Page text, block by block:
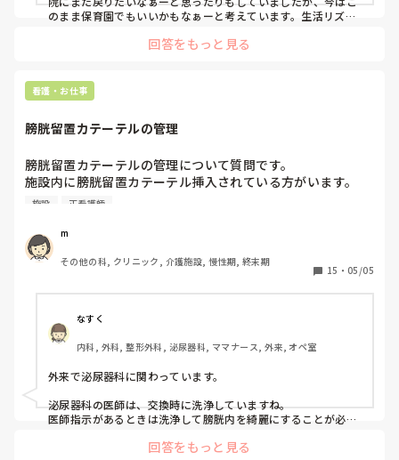
のまま保育園でもいいかもなぁーと考えています。生活リズム
給料は安めですが、病院の時短勤務よりはもらえているので、
回答をもっと見る
看護・お仕事
膀胱留置カテーテルの管理
膀胱留置カテーテルの管理について質問です。
施設内に膀胱留置カテーテル挿入されている方がいます。
浮遊物が多く、つまりやすいです。
す。ただ、施設では膀胱洗浄は対応不可となっています。少
し前は、膀胱洗浄って逆に感染しやすいため、やらないとい
うことが多かったように思いますが、今は見直されているの
また、クランベリージュースが有効みたいな話もありまし
たが、今はそんなことはしていないのでしょうか？
詰まりにくくするためにできることがあれば、教えてくだ
施設 正看護師
m
その他の科, クリニック, 介護施設, 慢性期, 終末期
15 ・ 05/05
なすく
内科, 外科, 整形外科, 泌尿器科, ママナース, 外来, オペ室
外来で泌尿器科に関わっています。
泌尿器科の医師は、交換時に洗浄していますね。
医師指示があるときは洗浄して膀胱内を綺麗にすることが必要
詰まりによる患者さんの負担も結構大きいので...(近医までの移
回答をもっと見る